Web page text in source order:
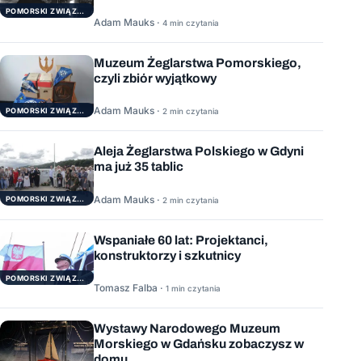
POMORSKI ZWIĄZEK ŻEGLARSKI
Adam Mauks · 4 min czytania
POMORSKI ZWIĄZEK ŻEGLARSKI
Muzeum Żeglarstwa Pomorskiego,
czyli zbiór wyjątkowy
Adam Mauks · 2 min czytania
POMORSKI ZWIĄZEK ŻEGLARSKI
Aleja Żeglarstwa Polskiego w Gdyni
ma już 35 tablic
Adam Mauks · 2 min czytania
POMORSKI ZWIĄZEK ŻEGLARSKI
Wspaniałe 60 lat: Projektanci,
konstruktorzy i szkutnicy
Tomasz Falba · 1 min czytania
Wystawy Narodowego Muzeum
Morskiego w Gdańsku zobaczysz w